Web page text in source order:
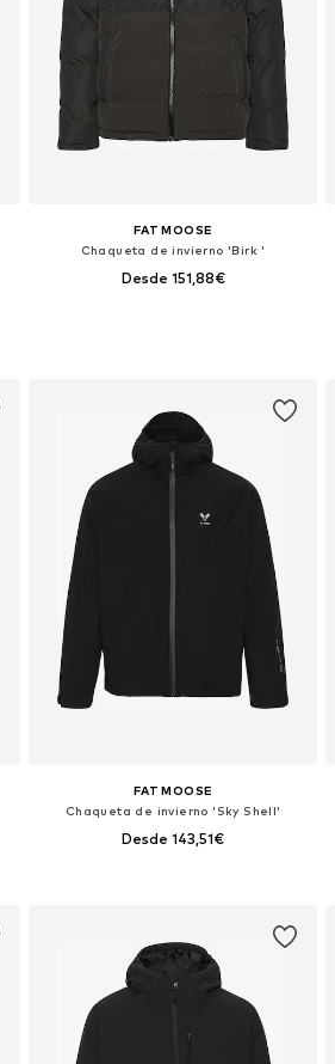
FAT MOOSE
Chaqueta de invierno 'Birk '
Desde 151,88€
FAT MOOSE
Chaqueta de invierno 'Sky Shell'
Desde 143,51€